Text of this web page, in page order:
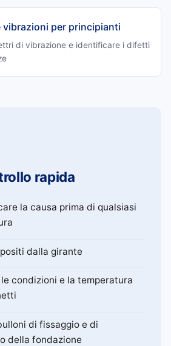
vibrazioni per principianti
di vibrazione e identificare i difetti
rapida
la causa prima di qualsiasi
dalla girante
condizioni e la temperatura
di fissaggio e di
della fondazione